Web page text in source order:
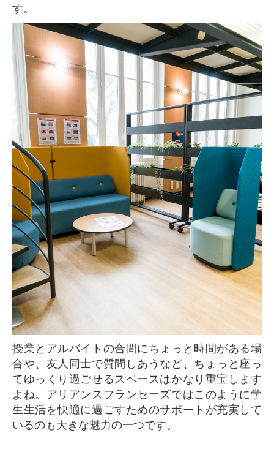
す。
授業とアルバイトの合間にちょっと時間がある場
合や、友人同士で質問しあうなど、ちょっと座っ
てゆっくり過ごせるスペースはかなり重宝します
よね。アリアンスフランセーズではこのように学
生生活を快適に過ごすためのサポートが充実して
いるのも大きな魅力の一つです。